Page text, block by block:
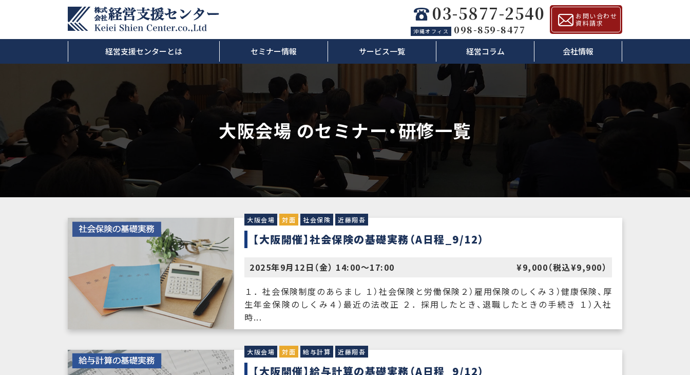
03-5877-2540
沖縄オフィス 098-859-8477
お問い合わせ
資料請求
経営支援センターとは セミナー情報 サービス一覧 経営コラム 会社情報
大阪会場 のセミナー・研修一覧
大阪会場 対面 社会保険 近藤翔吾
【大阪開催】社会保険の基礎実務（A日程_9/12）
2025年9月12日（金） 14:00〜17:00
¥9,000（税込¥9,900）
１．社会保険制度のあらまし １）社会保険と労働保険２）雇用保険のしくみ３）健康保険、厚
生年金保険のしくみ４）最近の法改正 ２．採用したとき、退職したときの手続き １）入社
時...
大阪会場 対面 給与計算 近藤翔吾
【大阪開催】給与計算の基礎実務（A日程_9/12）